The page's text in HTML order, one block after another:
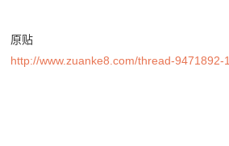
原贴
http://www.zuanke8.com/thread-9471892-